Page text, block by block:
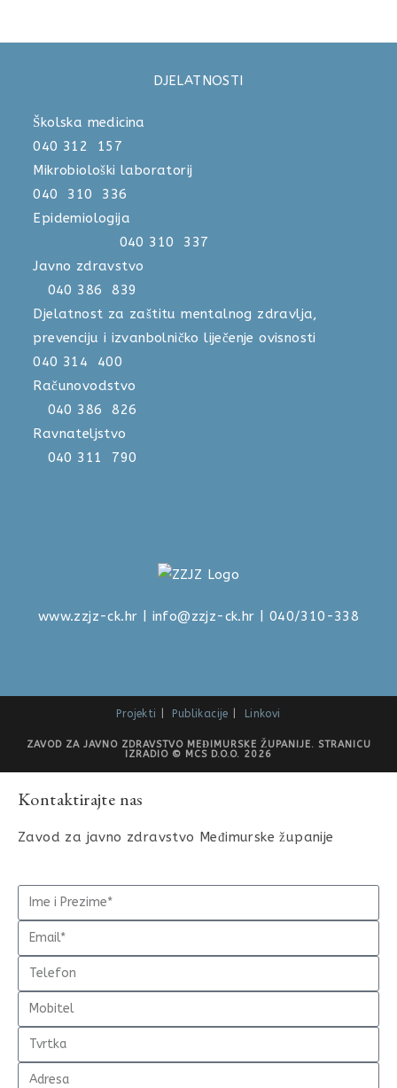
DJELATNOSTI
Školska medicina
040 312 157
Mikrobiološki laboratorij
040 310 336
Epidemiologija
040 310 337
Javno zdravstvo
040 386 839
Djelatnost za zaštitu mentalnog zdravlja,
prevenciju i izvanbolničko liječenje ovisnosti
040 314 400
Računovodstvo
040 386 826
Ravnateljstvo
040 311 790
www.zzjz-ck.hr info@zzjz-ck.hr | 040/310-338
Projekti Publikacije Linkovi
ZAVOD ZA JAVNO ZDRAVSTVO MEĐIMURSKE ŽUPANIJE. STRANICU
IZRADIO © MCS D.O.O. 2026
Kontaktirajte nas
Zavod za javno zdravstvo Međimurske županije